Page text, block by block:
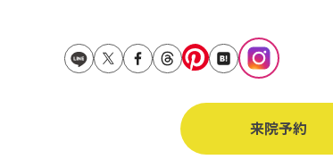
東京
名古屋
仙台
来院予約